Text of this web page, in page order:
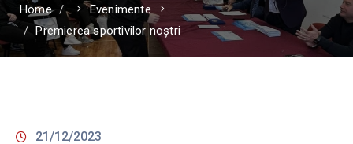
Home
Evenimente
Premierea sportivilor noștri
21/12/2023